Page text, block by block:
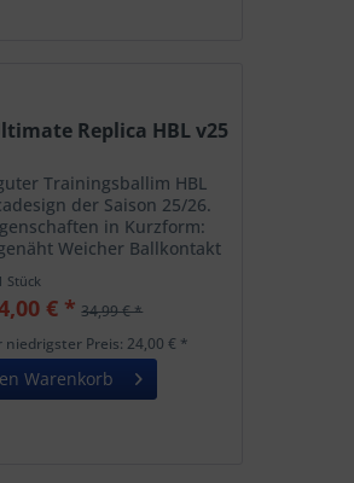
Replica HBL v25
Trainingsballim HBL
der Saison 25/26.
in Kurzform:
Weicher Ballkontakt
mit und ohne Harz gut
Null-Flügel-Blase
Stück
€ * 34,99 € *
niedrigster Preis: 24,00 € *
Warenkorb